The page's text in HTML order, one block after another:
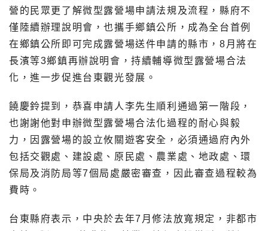
營的民眾更了解微型露營場申請法規及流程，縣府不
僅陸續辦理說明會，也攜手鄉鎮公所，成為全台首例
在鄉鎮公所即可完成露營場送件申請的縣市，8月將在
長濱等3鄉鎮再辦說明會，持續輔導微型露營場合法
化，進一步促進台東觀光發展。
饒慶鈴提到，恭喜申請人李先生順利通過第一階段，
也謝謝他對申辦微型露營場合法化過程的耐心與毅
力，因露營場的設立攸關遊客安全，必須通過府內外
包括交觀處、建設處、原民處、農業處、地政處、環
保局及消防局等7個局處嚴密審查，因此審查過程較為
費時。
台東縣府表示，中央於去年7月修法放寬規定，非都市